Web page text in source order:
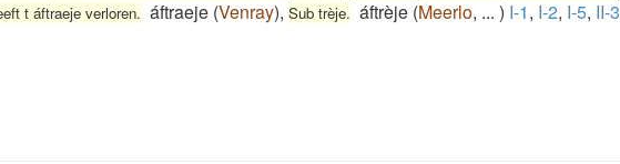
t áftraeje verloren. áftraeje (Venray), Sub trèje. áftrèje (Meerlo, ... ) I-1, I-2, I-5, II-3